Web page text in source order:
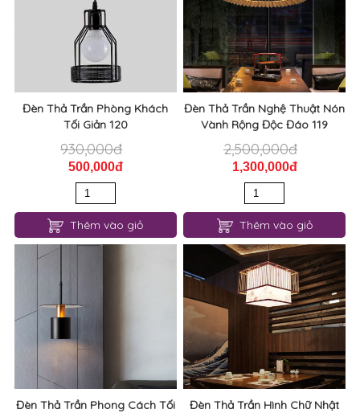
Đèn Thả Trần Phòng Khách
Tối Giản 120
930,000đ
500,000đ
Thêm vào giỏ
Đèn Thả Trần Nghệ Thuật Nón
Vành Rộng Độc Đáo 119
2,500,000đ
1,300,000đ
Thêm vào giỏ
Đèn Thả Trần Phong Cách Tối
Đèn Thả Trần Hình Chữ Nhật